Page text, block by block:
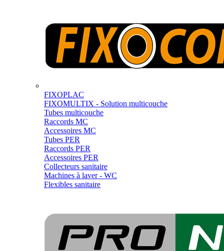
FIXOPLAC
FIXOMULTIX - Solution multicouche
Tubes multicouche
Raccords MC
Accessoires MC
Tubes PER
Raccords PER
Accessoires PER
Collecteurs sanitaire
Machines à laver - WC
Flexibles sanitaire